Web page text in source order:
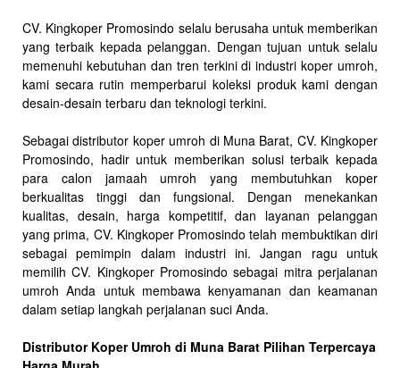
CV. Kingkoper Promosindo selalu berusaha untuk memberikan
yang terbaik kepada pelanggan. Dengan tujuan untuk selalu
memenuhi kebutuhan dan tren terkini di industri koper umroh,
kami secara rutin memperbarui koleksi produk kami dengan
desain-desain terbaru dan teknologi terkini.
Sebagai distributor koper umroh di Muna Barat, CV. Kingkoper
Promosindo, hadir untuk memberikan solusi terbaik kepada
para calon jamaah umroh yang membutuhkan koper
berkualitas tinggi dan fungsional. Dengan menekankan
kualitas, desain, harga kompetitif, dan layanan pelanggan
yang prima, CV. Kingkoper Promosindo telah membuktikan diri
sebagai pemimpin dalam industri ini. Jangan ragu untuk
memilih CV. Kingkoper Promosindo sebagai mitra perjalanan
umroh Anda untuk membawa kenyamanan dan keamanan
dalam setiap langkah perjalanan suci Anda.
Distributor Koper Umroh di Muna Barat Pilihan Terpercaya